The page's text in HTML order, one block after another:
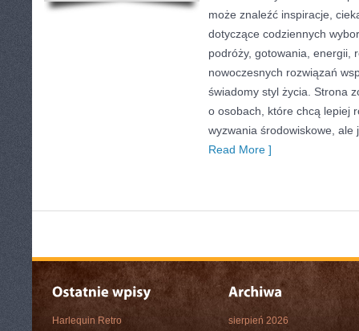
może znaleźć inspiracje,
dotyczące codziennych
podróży, gotowania, energii,
nowoczesnych rozwiązań
świadomy styl życia. Strona
o osobach, które chcą lepiej
wyzwania środowiskowe, ale
Read More ]
Harlequin Retro
sierpień 2026